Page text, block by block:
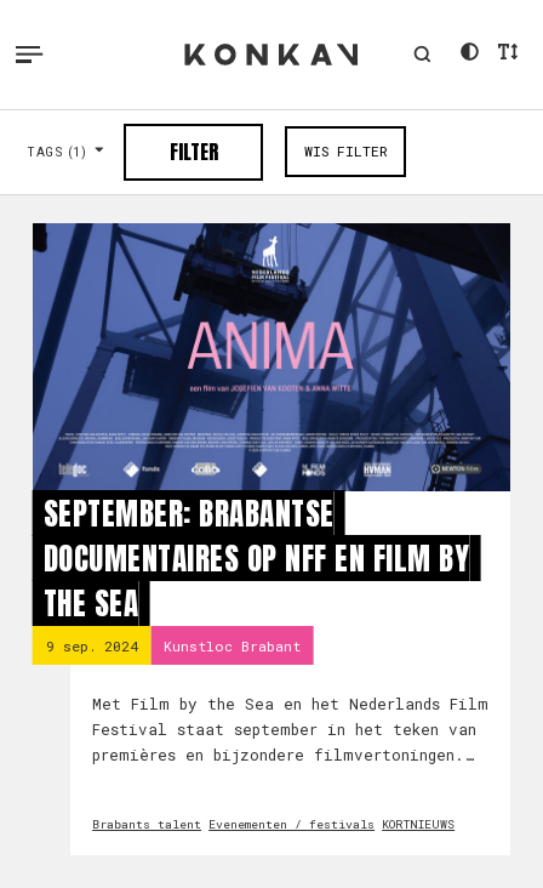
TAGS (1) FILTER WIS FILTER
SEPTEMBER: BRABANTSE
DOCUMENTAIRES OP NFF EN FILM BY
THE SEA
9 sep. 2024 Kunstloc Brabant
Met Film by the Sea en het Nederlands Film
Festival staat september in het teken van
premières en bijzondere filmvertoningen.
documentaires. Beleef de surrealistische
Brabants talent Evenementen / festivals KORTNIEUWS